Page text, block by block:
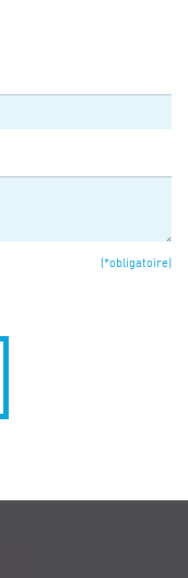
(*obligatoire)